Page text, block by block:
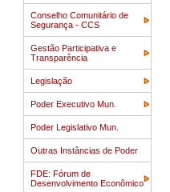
Conselho Comunitário de
Segurança - CCS
Gestão Participativa e
Transparência
Legislação
Poder Executivo Mun.
Poder Legislativo Mun.
Outras Instâncias de Poder
FDE: Fórum de
Desenvolvimento Econômico